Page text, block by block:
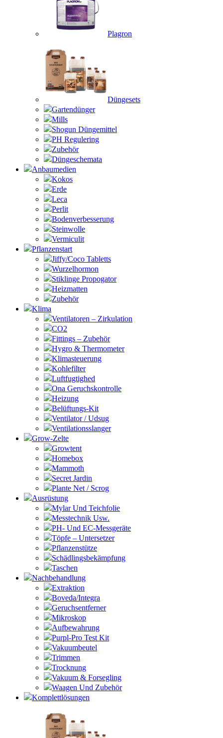
Plagron
Düngesets
Gartendünger
Mills
Shogun Düngemittel
PH Regulering
Zubehör
Düngeschemata
Anbaumedien
Kokos
Erde
Leca
Perlit
Bodenverbesserung
Steinwolle
Vermiculit
Pflanzenstart
Jiffy/Coco Tabletts
Wurzelhormon
Stiklinge Propogator
Heizmatten
Zubehör
Klima
Ventilatoren – Zirkulation
CO2
Fittings – Zubehör
Hygro & Thermometer
Klimasteuerung
Kohlefilter
Luftfugtighed
Ona Geruchskontrolle
Heizung
Belüftungs-Kit
Ventilator / Udsug
Ventilationsslanger
Grow-Zelte
Growtent
Homebox
Mammoth
Secret Jardin
Plante Net / Scrog
Ausrüstung
Mylar Und Teichfolie
Messtechnik Usw.
PH- Und EC-Messgeräte
Töpfe – Untersetzer
Pflanzenstütze
Schädlingsbekämpfung
Taschen
Nachbehandlung
Extraktion
Boveda/Integra
Geruchsentferner
Mikroskop
Aufbewahrung
Purpl-Pro Test Kit
Vakuumbeutel
Trimmen
Trocknung
Vakuum & Forsegling
Waagen Und Zubehör
Komplettlösungen